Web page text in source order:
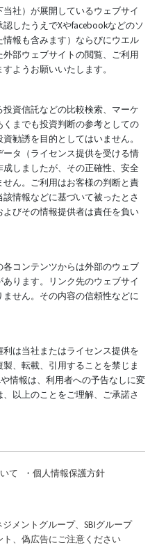
社）が展開しているウェブサイ
したうえでXやfacebookなどのソ
報も含みます）ならびにウエル
部ウェブサイトの閲覧、ご利用
ようお願いいたします。
資信託などの比較検索、マーケ
までも投資判断の参考としての
勧誘を目的としてはいません。
タ（ライセンス提供を受ける情
しましたが、その正確性、安全
ん。ご利用はお客様の判断と責
情報などに基づいて被ったとさ
びその情報提供者は責任を負い
コンテンツからは外部のウェブ
ります。リンク先のウェブサイ
せん。その内容の信頼性などに
は当社またはライセンス提供を
、転載、引用することを禁じま
情報は、利用者への予告なしに変
以上のことをご理解、ご承諾さ
て ・ 個人情報保護方針
メントグループ、SBIグループ
、偽広告にご注意ください